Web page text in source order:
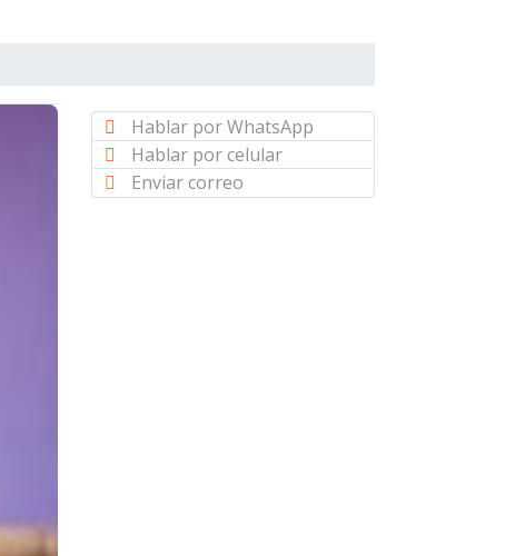
Hablar por WhatsApp
Hablar por celular
Enviar correo